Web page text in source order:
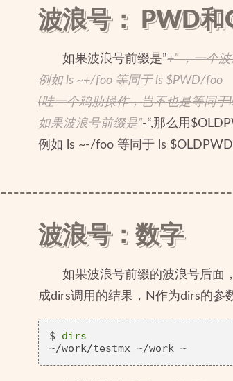
波浪号： PWD
如果波浪号前缀是”+” ，一个
例如 ls ~+/foo 等同于 ls $PWD/foo
(哇一个鸡肋操作，岂不也是等同于
如果波浪号前缀是”-“,那么用
例如 ls ~-/foo 等同于 ls
波浪号：数字
如果波浪号前缀的波浪号后面
成dirs调用的结果，N作为dirs的参
$ dirs
~/work/testmx ~/work ~